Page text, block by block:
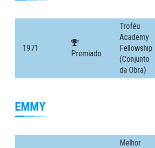
1971
Premiado
Troféu
Academy
Fellowship
(Conjunto
da Obra)
EMMY
Melhor